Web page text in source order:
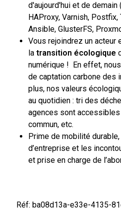
d'aujourd'hui et de demain
HAProxy, Varnish,
Ansible, GlusterFS,
Vous rejoindrez un acteur
la transition écologique
numérique ! En effet,
de captation carbone des
plus, nos valeurs
au quotidien : tri des
agences sont
commun, etc.
Prime de mobilité
d’entreprise et les
et prise en charge de
Réf: ba08d13a-e33e-4135-